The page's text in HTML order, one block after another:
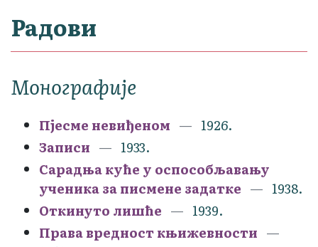
Радови
Монографије
Пјесме невиђеном
1926.
Записи
1933.
Сарадња куће у оспособљавању
ученика за писмене задатке
1938.
Откинуто лишће
1939.
Права вредност књижевности